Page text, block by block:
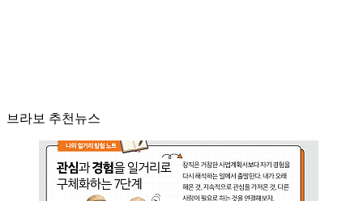
브라보 추천뉴스